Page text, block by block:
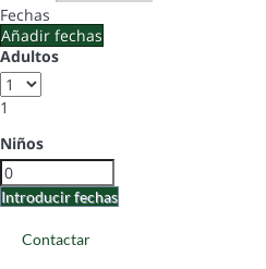
Fechas
Añadir fechas
Adultos
1
Niños
Introducir fechas
Contactar